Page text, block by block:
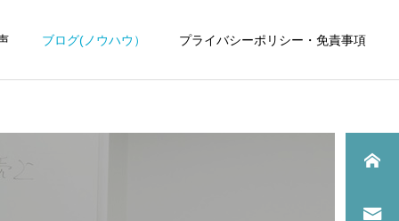
ブログ(ノウハウ） プライバシーポリシー・免責事項